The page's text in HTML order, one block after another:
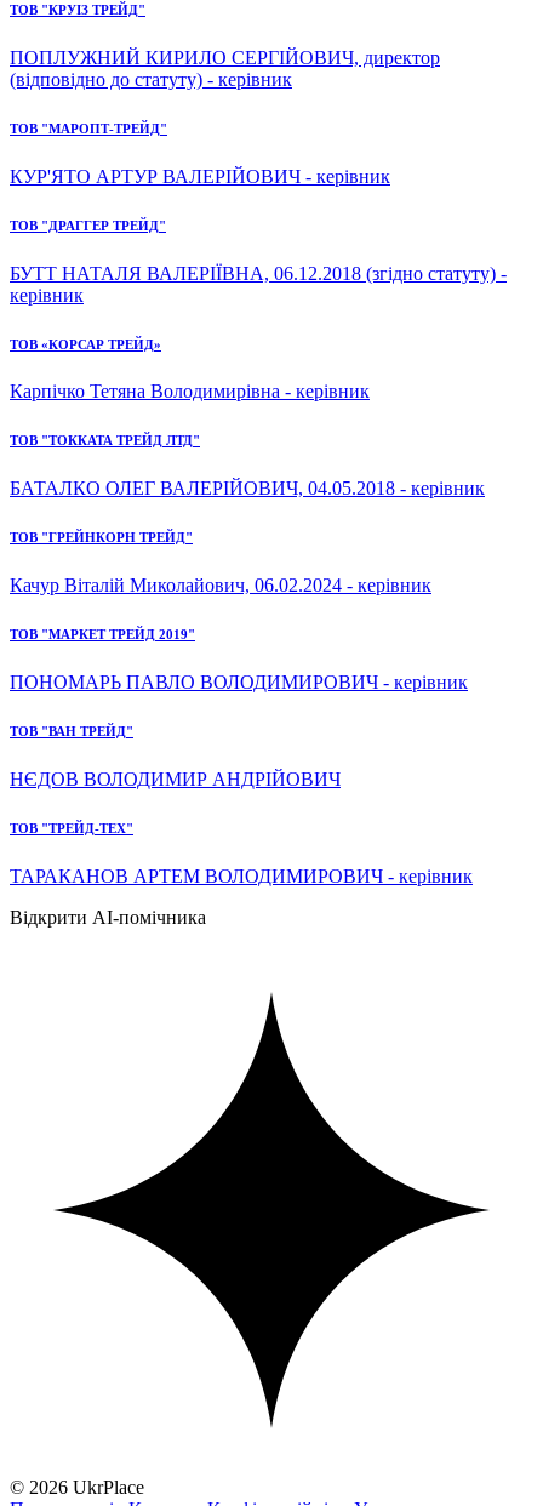
ТОВ "КРУІЗ ТРЕЙД"
ПОПЛУЖНИЙ КИРИЛО СЕРГІЙОВИЧ, директор
(відповідно до статуту) - керівник
ТОВ "МАРОПТ-ТРЕЙД"
КУР'ЯТО АРТУР ВАЛЕРІЙОВИЧ - керівник
ТОВ "ДРАГГЕР ТРЕЙД"
БУТТ НАТАЛЯ ВАЛЕРІЇВНА, 06.12.2018 (згідно статуту) -
керівник
ТОВ «КОРСАР ТРЕЙД»
Карпічко Тетяна Володимирівна - керівник
ТОВ "ТОККАТА ТРЕЙД ЛТД"
БАТАЛКО ОЛЕГ ВАЛЕРІЙОВИЧ, 04.05.2018 - керівник
ТОВ "ГРЕЙНКОРН ТРЕЙД"
Качур Віталій Миколайович, 06.02.2024 - керівник
ТОВ "МАРКЕТ ТРЕЙД 2019"
ПОНОМАРЬ ПАВЛО ВОЛОДИМИРОВИЧ - керівник
ТОВ "ВАН ТРЕЙД"
НЄДОВ ВОЛОДИМИР АНДРІЙОВИЧ
ТОВ "ТРЕЙД-ТЕХ"
ТАРАКАНОВ АРТЕМ ВОЛОДИМИРОВИЧ - керівник
Відкрити AI-помічника
© 2026 UkrPlace